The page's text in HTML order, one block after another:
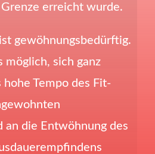
erreicht wurde.
gewöhnungsbedürftig.
möglich, sich ganz
hohe Tempo des Fit-
an die Entwöhnung des